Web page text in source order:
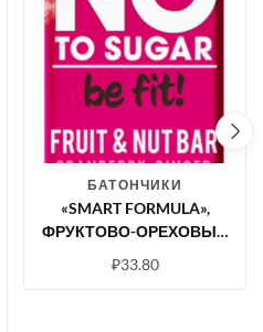
БАТОНЧИКИ
«SMART FORMULA»,
ФРУКТОВО-ОРЕХОВЫЙ
₽33.80